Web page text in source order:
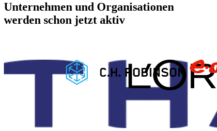
Unternehmen und Organisationen
werden schon jetzt aktiv